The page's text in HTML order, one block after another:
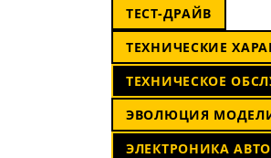
ТЕСТ-ДРАЙВ
ТЕХНИЧЕСКИЕ
ТЕХНИЧЕСКОЕ
ЭВОЛЮЦИЯ
ЭЛЕКТРОНИКА